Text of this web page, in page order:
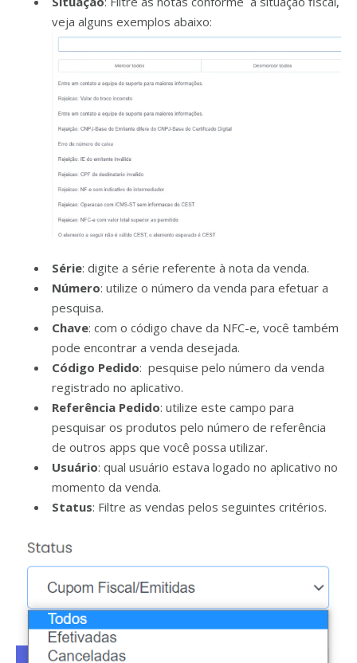
veja alguns exemplos abaixo:
Série: digite a série referente à nota da venda.
Número: utilize o número da venda para efetuar a
pesquisa.
Chave: com o código chave da NFC-e, você também
pode encontrar a venda desejada.
Código Pedido: pesquise pelo número da venda
registrado no aplicativo.
Referência Pedido: utilize este campo para
pesquisar os produtos pelo número de referência
de outros apps que você possa utilizar.
Usuário: qual usuário estava logado no aplicativo no
momento da venda.
Status: Filtre as vendas pelos seguintes critérios.